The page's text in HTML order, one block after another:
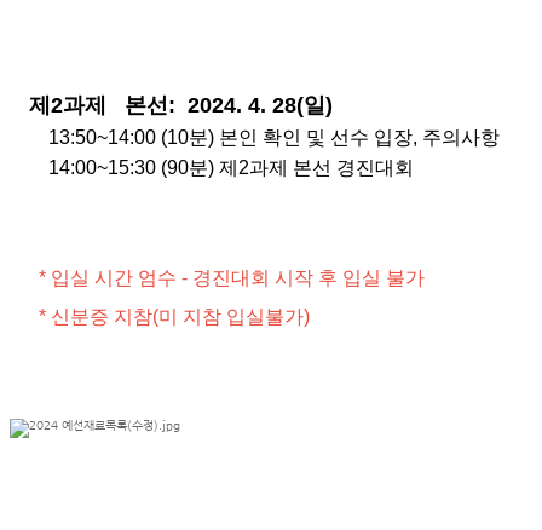
제 2과제 본선: 2024. 4. 28(일)
13:50~14:00 (10분) 본인 확인 및 선수 입장, 주의사항
14:00~15:30 (90분) 제2과제 본선 경진대회
* 입실 시간 엄수 - 경진대회 시작 후 입실 불가
* 신분증 지참(미 지참 입실불가)